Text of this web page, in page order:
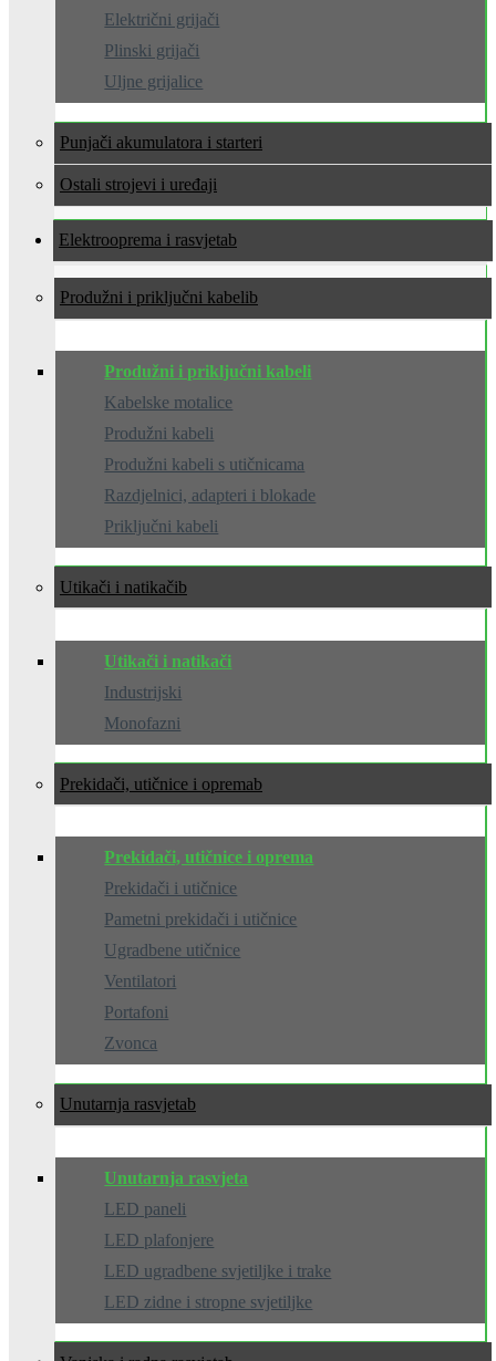
Električni grijači
Plinski grijači
Uljne grijalice
Punjači akumulatora i starteri
Ostali strojevi i uređaji
Elektrooprema i rasvjeta
Produžni i priključni kabeli
Produžni i priključni kabeli
Kabelske motalice
Produžni kabeli
Produžni kabeli s utičnicama
Razdjelnici, adapteri i blokade
Priključni kabeli
Utikači i natikači
Utikači i natikači
Industrijski
Monofazni
Prekidači, utičnice i oprema
Prekidači, utičnice i oprema
Prekidači i utičnice
Pametni prekidači i utičnice
Ugradbene utičnice
Ventilatori
Portafoni
Zvonca
Unutarnja rasvjeta
Unutarnja rasvjeta
LED paneli
LED plafonjere
LED ugradbene svjetiljke i trake
LED zidne i stropne svjetiljke